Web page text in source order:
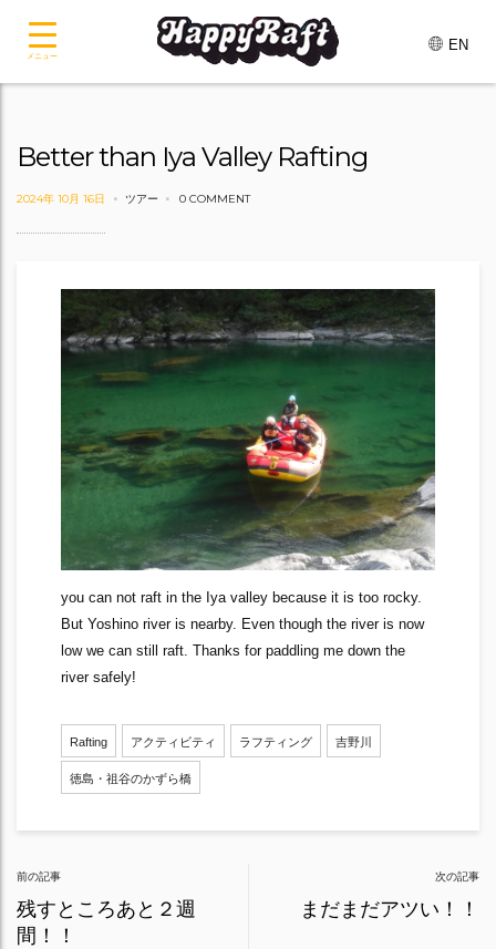
EN
Better than Iya Valley Rafting
2024年 10月 16日 ツアー 0 COMMENT
you can not raft in the Iya valley because it is too rocky.
But Yoshino river is nearby. Even though the river is now
low we can still raft. Thanks for paddling me down the
river safely!
Rafting アクティビティ ラフティング 吉野川
徳島・祖谷のかずら橋
Post
navigation
前の記事
残すところあと２週
間！！
次の記事
まだまだアツい！！
メニュー